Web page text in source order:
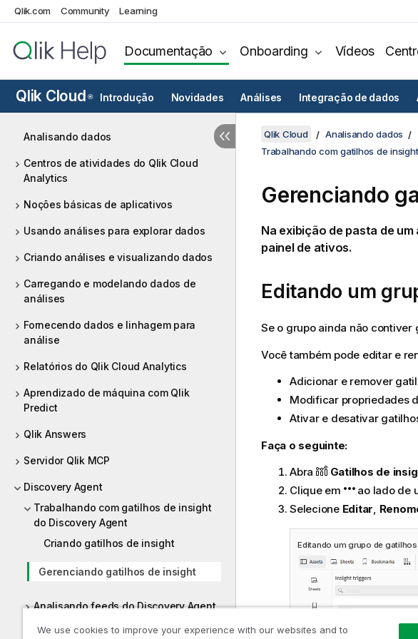
Qlik.com Community Learning
Documentação Onboarding Vídeos
Qlik Cloud ® Introdução Novidades Análises Integração de dados
Analisando dados
Centros de atividades do Qlik Cloud
Analytics
Noções básicas de aplicativos
Usando análises para explorar dados
Criando análises e visualizando dados
Carregando e modelando dados de
análises
Fornecendo dados e linhagem para
análise
Relatórios do Qlik Cloud Analytics
Aprendizado de máquina com Qlik
Predict
Qlik Answers
Servidor Qlik MCP
Discovery Agent
Trabalhando com gatilhos de insight
do Discovery Agent
Criando gatilhos de insight
Gerenciando gatilhos de insight
Analisando feeds do Discovery Agent
Administrando o Discovery Agent
Qlik Cloud Analisando dados
Trabalhando com gatilhos de
Gerenciando
Na exibição de pasta de
painel de ativos.
Editando um
Se o grupo ainda não
Você também pode editar e
Adicionar e remover
Modificar propriedades
Ativar e desativar
Faça o seguinte:
Abra
Gatilhos de
Clique em
ao lado de
Selecione Editar
Editando um grupo de
We use cookies to improve your experience with our websites and to